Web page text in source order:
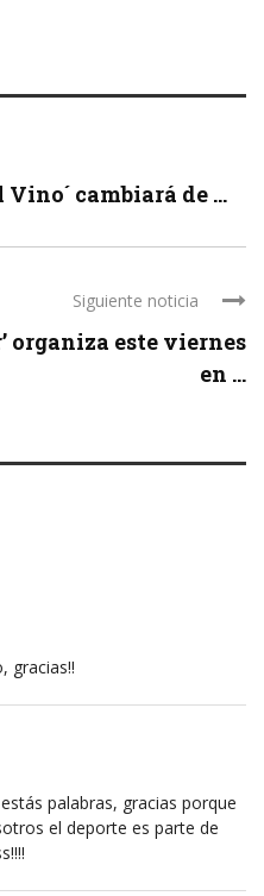
cambiará de ...
Siguiente noticia
organiza este viernes
en ...
gracias!!
palabras, gracias porque
el deporte es parte de